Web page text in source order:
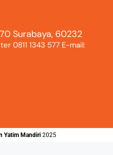
Surabaya, 60232
0811 1343 577 E-mail:
Yatim Mandiri 2025